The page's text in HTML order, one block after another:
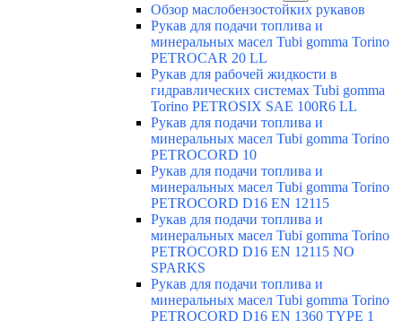
Обзор маслобензостойких рукавов
Рукав для подачи топлива и
минеральных масел Tubi gomma Torino
PETROCAR 20 LL
Рукав для рабочей жидкости в
гидравлических системах Tubi gomma
Torino PETROSIX SAE 100R6 LL
Рукав для подачи топлива и
минеральных масел Tubi gomma Torino
PETROCORD 10
Рукав для подачи топлива и
минеральных масел Tubi gomma Torino
PETROCORD D16 EN 12115
Рукав для подачи топлива и
минеральных масел Tubi gomma Torino
PETROCORD D16 EN 12115 NO
SPARKS
Рукав для подачи топлива и
минеральных масел Tubi gomma Torino
PETROCORD D16 EN 1360 TYPE 1